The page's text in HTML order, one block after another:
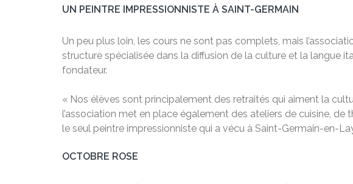
UN PEINTRE IMPRESSIONNISTE À SAINT-GERMAIN
Un peu plus loin, les cours ne sont pas complets, mais
structure spécialisée dans la diffusion de la culture et la langue
fondateur.
« Nos élèves sont principalement des retraités qui aiment la
l’association met en place également des ateliers de cuisine, de
le seul peintre impressionniste qui a vécu à Saint-Germain-en-
OCTOBRE ROSE